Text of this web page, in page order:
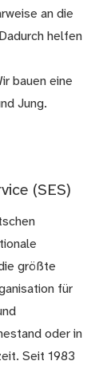
an die
helfen
bauen eine
Jung.
(SES)
größte
für
oder in
Seit 1983